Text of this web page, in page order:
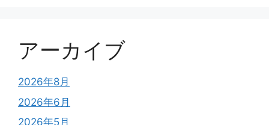
アーカイブ
2026年8月
2026年6月
2026年5月